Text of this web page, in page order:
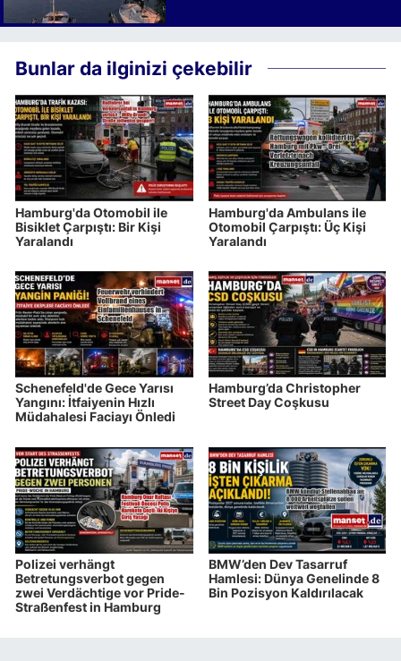
Bunlar da ilginizi çekebilir
Hamburg'da Otomobil ile
Bisiklet Çarpıştı: Bir Kişi
Yaralandı
Hamburg'da Ambulans ile
Otomobil Çarpıştı: Üç Kişi
Yaralandı
Schenefeld'de Gece Yarısı
Yangını: İtfaiyenin Hızlı
Müdahalesi Faciayı Önledi
Hamburg’da Christopher
Street Day Coşkusu
Polizei verhängt
Betretungsverbot gegen
zwei Verdächtige vor Pride-
Straßenfest in Hamburg
BMW’den Dev Tasarruf
Hamlesi: Dünya Genelinde 8
Bin Pozisyon Kaldırılacak